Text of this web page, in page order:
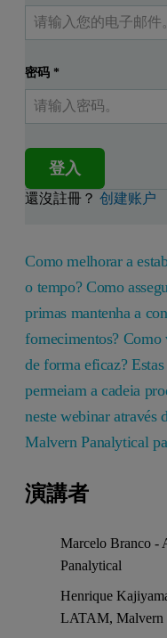
密码*
登入
還沒註冊？创建账户
Como melhorar a
o tempo? Como
primas mantenha a
fornecimentos? Como
de forma eficaz?
permeiam a cadeia
neste webinar através
Malvern Panalytical
演講者
Marcelo Branco -
Panalytical
Henrique
LATAM, Malvern